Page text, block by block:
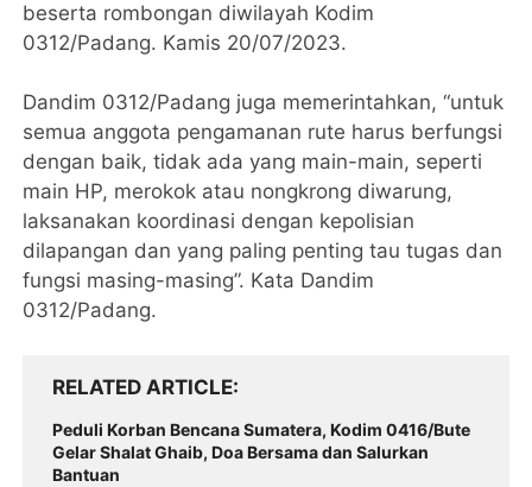
beserta rombongan diwilayah Kodim
0312/Padang. Kamis 20/07/2023.
Dandim 0312/Padang juga memerintahkan, “untuk
semua anggota pengamanan rute harus berfungsi
dengan baik, tidak ada yang main-main, seperti
main HP, merokok atau nongkrong diwarung,
laksanakan koordinasi dengan kepolisian
dilapangan dan yang paling penting tau tugas dan
fungsi masing-masing”. Kata Dandim
0312/Padang.
RELATED ARTICLE
Peduli Korban Bencana Sumatera, Kodim 0416/Bute
Gelar Shalat Ghaib, Doa Bersama dan Salurkan
Bantuan